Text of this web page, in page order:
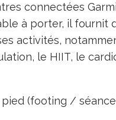
connectées
à porter, il fournit
activités,
le HIIT, le
pied (footing /